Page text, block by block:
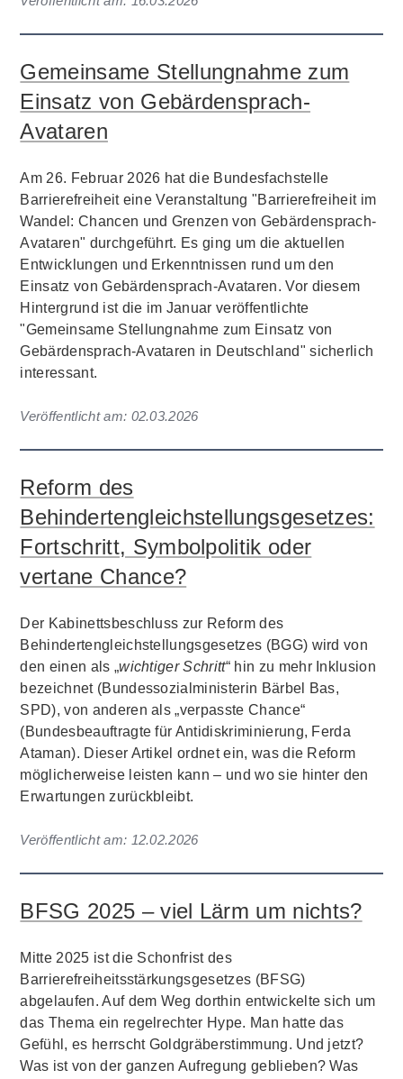
Gemeinsame Stellungnahme zum
Einsatz von Gebärdensprach-
Avataren
Am 26. Februar 2026 hat die Bundesfachstelle
Barrierefreiheit eine Veranstaltung "Barrierefreiheit im
Wandel: Chancen und Grenzen von Gebärdensprach-
Avataren" durchgeführt. Es ging um die aktuellen
Entwicklungen und Erkenntnissen rund um den
Einsatz von Gebärdensprach-Avataren. Vor diesem
Hintergrund ist die im Januar veröffentlichte
"Gemeinsame Stellungnahme zum Einsatz von
Gebärdensprach-Avataren in Deutschland" sicherlich
interessant.
Veröffentlicht am: 02.03.2026
Reform des
Behindertengleichstellungsgesetzes:
Fortschritt, Symbolpolitik oder
vertane Chance?
Der Kabinettsbeschluss zur Reform des
Behindertengleichstellungsgesetzes (BGG) wird von
den einen als „wichtiger Schritt“ hin zu mehr Inklusion
bezeichnet (Bundessozialministerin Bärbel Bas,
SPD), von anderen als „verpasste Chance“
(Bundesbeauftragte für Antidiskriminierung, Ferda
Ataman). Dieser Artikel ordnet ein, was die Reform
möglicherweise leisten kann – und wo sie hinter den
Erwartungen zurückbleibt.
Veröffentlicht am: 12.02.2026
BFSG 2025 – viel Lärm um nichts?
Mitte 2025 ist die Schonfrist des
Barrierefreiheitsstärkungsgesetzes (BFSG)
abgelaufen. Auf dem Weg dorthin entwickelte sich um
das Thema ein regelrechter Hype. Man hatte das
Gefühl, es herrscht Goldgräberstimmung. Und jetzt?
Was ist von der ganzen Aufregung geblieben? Was